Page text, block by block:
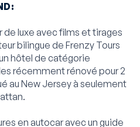
de luxe avec films et tirages
bilingue de Frenzy Tours
hôtel de catégorie
récemment rénové pour 2
au New Jersey à seulement
en autocar avec un guide